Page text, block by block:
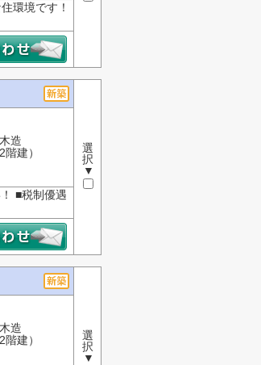
環境です！
選
択
▼
木造
階建）
■税制優遇
選
択
▼
木造
階建）